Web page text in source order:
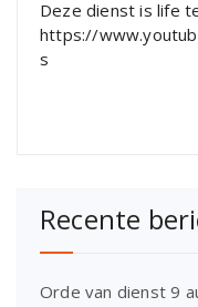
Deze dienst is life
https://
s
Recente
Orde van dienst 9